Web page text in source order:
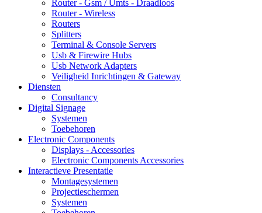
Router - Gsm / Umts - Draadloos
Router - Wireless
Routers
Splitters
Terminal & Console Servers
Usb & Firewire Hubs
Usb Network Adapters
Veiligheid Inrichtingen & Gateway
Diensten
Consultancy
Digital Signage
Systemen
Toebehoren
Electronic Components
Displays - Accessories
Electronic Components Accessories
Interactieve Presentatie
Montagesystemen
Projectieschermen
Systemen